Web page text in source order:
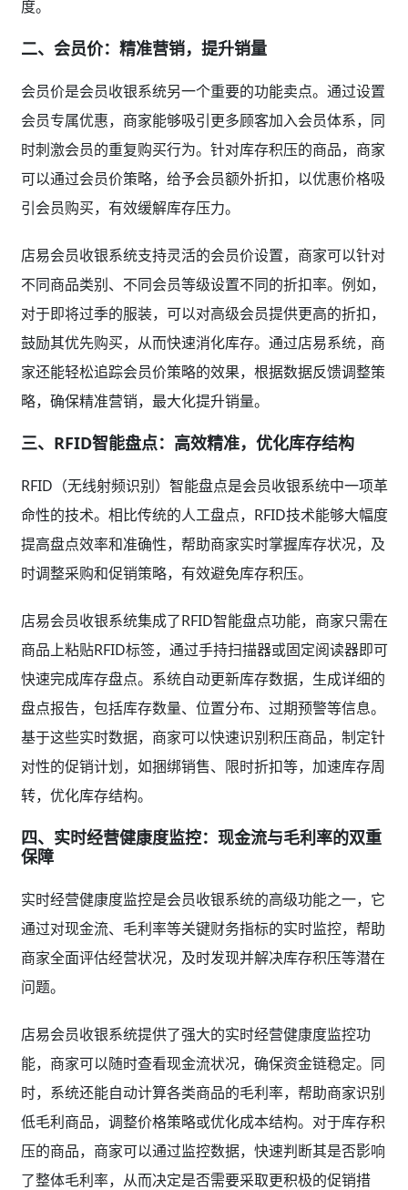
度。
二、会员价：精准营销，提升销量
会员价是会员收银系统另一个重要的功能卖点。通过设置
会员专属优惠，商家能够吸引更多顾客加入会员体系，同
时刺激会员的重复购买行为。针对库存积压的商品，商家
可以通过会员价策略，给予会员额外折扣，以优惠价格吸
引会员购买，有效缓解库存压力。
店易会员收银系统支持灵活的会员价设置，商家可以针对
不同商品类别、不同会员等级设置不同的折扣率。例如，
对于即将过季的服装，可以对高级会员提供更高的折扣，
鼓励其优先购买，从而快速消化库存。通过店易系统，商
家还能轻松追踪会员价策略的效果，根据数据反馈调整策
略，确保精准营销，最大化提升销量。
三、RFID智能盘点：高效精准，优化库存结构
RFID（无线射频识别）智能盘点是会员收银系统中一项革
命性的技术。相比传统的人工盘点，RFID技术能够大幅度
提高盘点效率和准确性，帮助商家实时掌握库存状况，及
时调整采购和促销策略，有效避免库存积压。
店易会员收银系统集成了RFID智能盘点功能，商家只需在
商品上粘贴RFID标签，通过手持扫描器或固定阅读器即可
快速完成库存盘点。系统自动更新库存数据，生成详细的
盘点报告，包括库存数量、位置分布、过期预警等信息。
基于这些实时数据，商家可以快速识别积压商品，制定针
对性的促销计划，如捆绑销售、限时折扣等，加速库存周
转，优化库存结构。
四、实时经营健康度监控：现金流与毛利率的双重
保障
实时经营健康度监控是会员收银系统的高级功能之一，它
通过对现金流、毛利率等关键财务指标的实时监控，帮助
商家全面评估经营状况，及时发现并解决库存积压等潜在
问题。
店易会员收银系统提供了强大的实时经营健康度监控功
能，商家可以随时查看现金流状况，确保资金链稳定。同
时，系统还能自动计算各类商品的毛利率，帮助商家识别
低毛利商品，调整价格策略或优化成本结构。对于库存积
压的商品，商家可以通过监控数据，快速判断其是否影响
了整体毛利率，从而决定是否需要采取更积极的促销措